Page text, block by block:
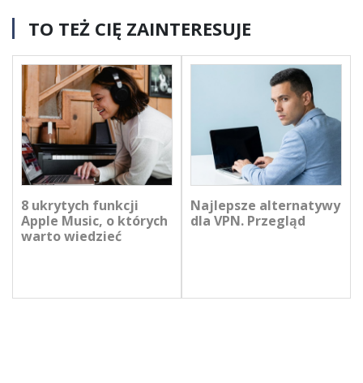
TO TEŻ CIĘ ZAINTERESUJE
8 ukrytych funkcji
Apple Music, o których
warto wiedzieć
Najlepsze alternatywy
dla VPN. Przegląd